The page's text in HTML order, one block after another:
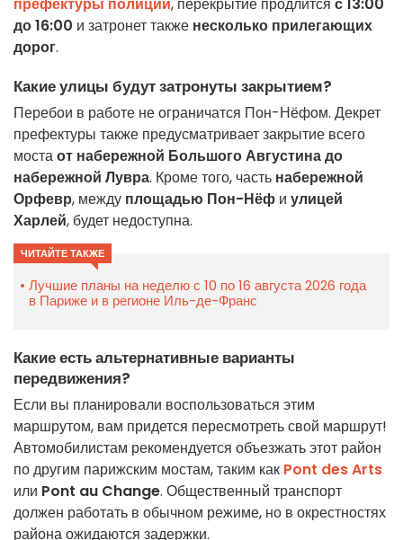
префектуры полиции, перекрытие продлится с 13:00
до 16:00 и затронет также несколько прилегающих
дорог.
Какие улицы будут затронуты закрытием?
Перебои в работе не ограничатся Пон-Нёфом. Декрет
префектуры также предусматривает закрытие всего
мостаот набережной Большого Августина до
набережной Лувра. Кроме того, часть набережной
Орфевр, между площадью Пон-Нёф и улицей
Харлей, будет недоступна.
ЧИТАЙТЕ ТАКЖЕ
Лучшие планы на неделю с 10 по 16 августа 2026 года
в Париже и в регионе Иль-де-Франс
Какие есть альтернативные варианты
передвижения?
Если вы планировали воспользоваться этим
маршрутом, вам придется пересмотреть свой маршрут!
Автомобилистам рекомендуется объезжать этот район
по другим парижским мостам, таким как Pont des Arts
или Pont au Change. Общественный транспорт
должен работать в обычном режиме, но в окрестностях
района ожидаются задержки.